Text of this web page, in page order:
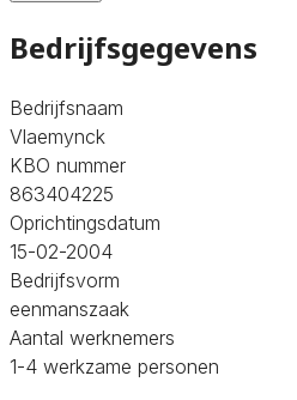
Bedrijfsgegevens
Bedrijfsnaam
Vlaemynck
KBO nummer
863404225
Oprichtingsdatum
15-02-2004
Bedrijfsvorm
eenmanszaak
Aantal werknemers
1-4 werkzame personen